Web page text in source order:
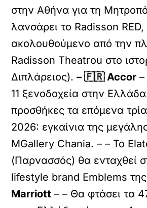
στην Αθήνα για τη
λανσάρει το Radisson RED,
ακολουθούμενο από την
Radisson Theatrou στο
Διπλάρειος).– 🇫🇷 Accor –
11 ξενοδοχεία στην
προσθήκες τα επόμενα
2026: εγκαίνια της
MGallery Chania. – – Το
(Παρνασσός) θα ενταχθεί
lifestyle brand Emblems
Marriott – – Θα φτάσει τα